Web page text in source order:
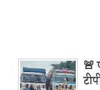
🚨